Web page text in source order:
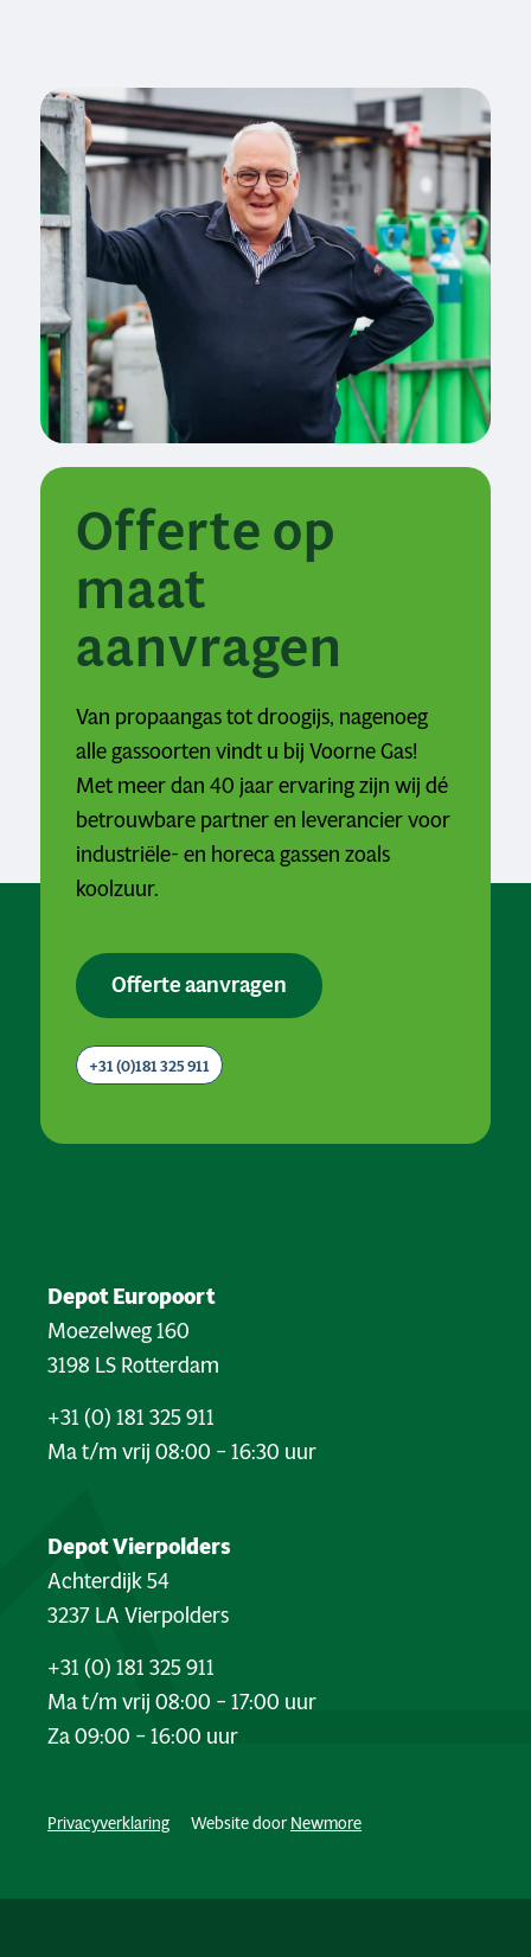
Offerte op
maat
aanvragen
Van propaangas tot droogijs, nagenoeg
alle gassoorten vindt u bij Voorne Gas!
Met meer dan 40 jaar ervaring zijn wij dé
betrouwbare partner en leverancier voor
industriële- en horeca gassen zoals
koolzuur.
Offerte aanvragen
+31 (0)181 325 911
Depot Europoort
Moezelweg 160
3198 LS Rotterdam
+31 (0) 181 325 911
Ma t/m vrij 08:00 – 16:30 uur
Depot Vierpolders
Achterdijk 54
3237 LA Vierpolders
+31 (0) 181 325 911
Ma t/m vrij 08:00 – 17:00 uur
Za 09:00 – 16:00 uur
Privacyverklaring Website door Newmore